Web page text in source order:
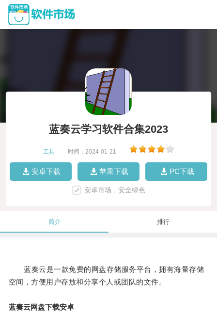
蓝奏云学习软件合集2023
工具 时间：2024-01-21
安卓下载 苹果下载 PC下载
安卓市场，安全绿色
简介 排行
蓝奏云是一款免费的网盘存储服务平台，拥有海量存储
空间，方便用户存放和分享个人或团队的文件。
蓝奏云网盘下载安卓